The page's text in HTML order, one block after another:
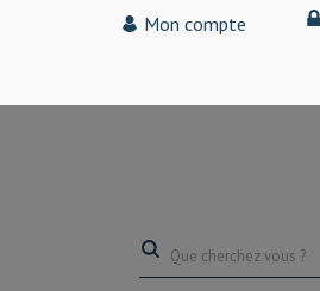
Mon compte